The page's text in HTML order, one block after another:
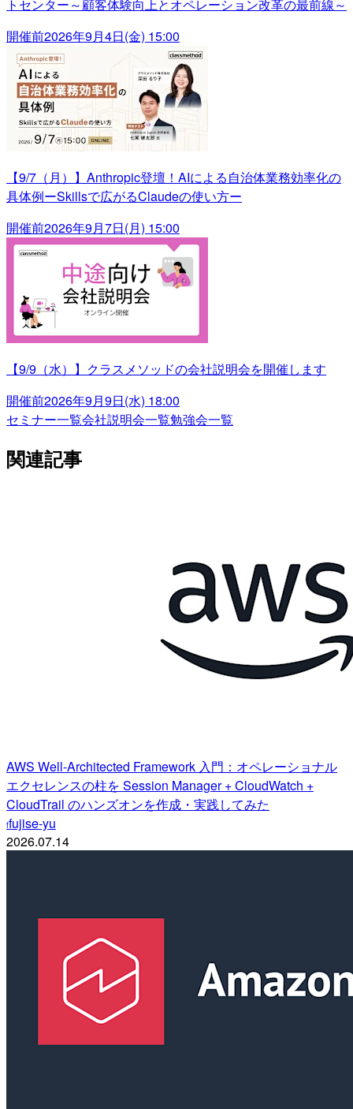
トセンター～顧客体験向上とオペレーション改革の最前線～
開催前2026年9月4日(金) 15:00
【9/7（月）】Anthropic登壇！AIによる自治体業務効率化の
具体例ーSkillsで広がるClaudeの使い方ー
開催前2026年9月7日(月) 15:00
【9/9（水）】クラスメソッドの会社説明会を開催します
開催前2026年9月9日(水) 18:00
セミナー一覧会社説明会一覧勉強会一覧
関連記事
AWS Well-Architected Framework 入門：オペレーショナル
エクセレンスの柱を Session Manager + CloudWatch +
CloudTrail のハンズオンを作成・実践してみた
ffujise-yu
2026.07.14